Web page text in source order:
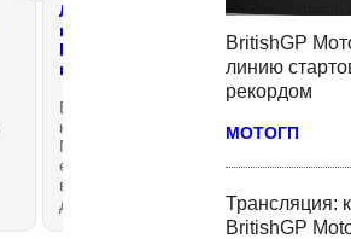
BritishGP
линию
рекордом
МОТОГП
Трансляция:
BritishGP
Лучший мотоцикл для
новичка? Первое знакомство с
Honda NX200 (2026) - Хонда во
всем!
Всегда приятно распаковать из
коробки новый мотоцикл! Honda
NX200 или Honda CB200X, как
его знают в США, наконец, вышел
в серию и появился у российских
дилеров Honda. Удалось
познакомиться с мотоциклом